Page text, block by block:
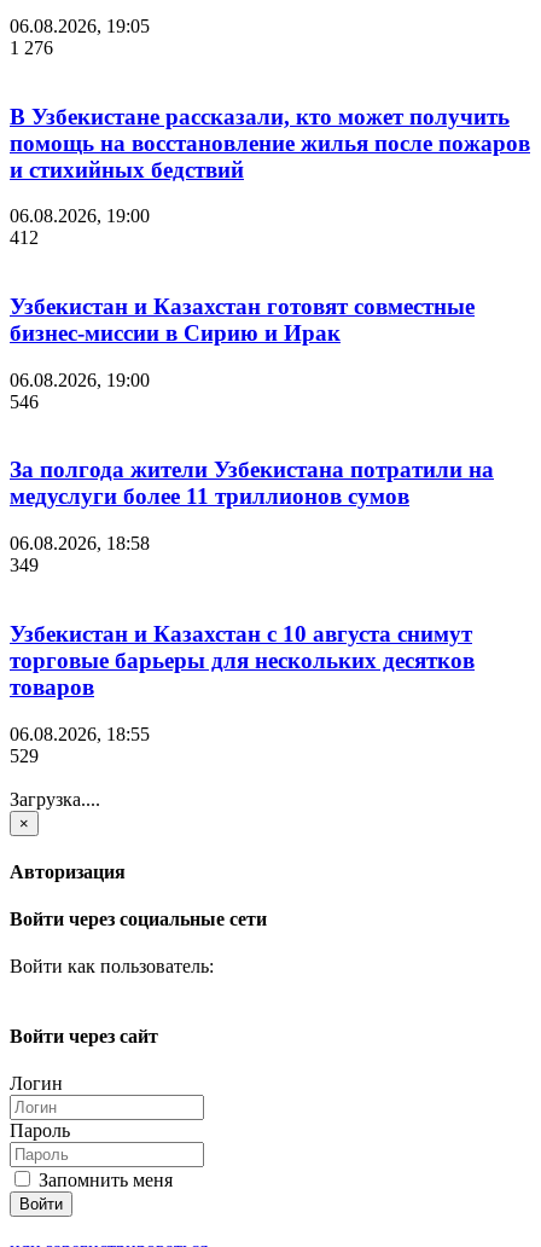
06.08.2026, 19:05
1 276
В Узбекистане рассказали, кто может получить
помощь на восстановление жилья после пожаров
и стихийных бедствий
06.08.2026, 19:00
412
Узбекистан и Казахстан готовят совместные
бизнес-миссии в Сирию и Ирак
06.08.2026, 19:00
546
За полгода жители Узбекистана потратили на
медуслуги более 11 триллионов сумов
06.08.2026, 18:58
349
Узбекистан и Казахстан с 10 августа снимут
торговые барьеры для нескольких десятков
товаров
06.08.2026, 18:55
529
Загрузка....
×
Авторизация
Войти через социальные сети
Войти как пользователь:
Войти через сайт
Логин
Пароль
Запомнить меня